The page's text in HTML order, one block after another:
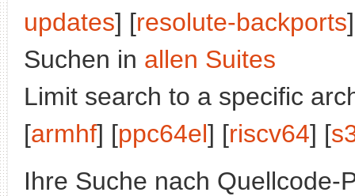
updates] [resolute-backports
Suchen in allen Suites
Limit search to a specific
[armhf] [ppc64el] [riscv64] [
Ihre Suche nach